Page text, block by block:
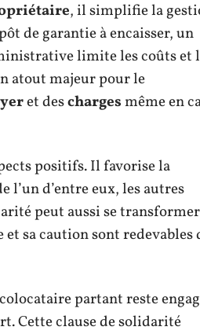
, il simplifie la
de garantie à encaisser, un
limite les coûts et
atout majeur pour le
et deschargesmême en
positifs. Il favorise la
l’un d’entre eux, les autres
peut aussi se transformer
sa caution sont redevables
partant reste
Cette clause de solidarité